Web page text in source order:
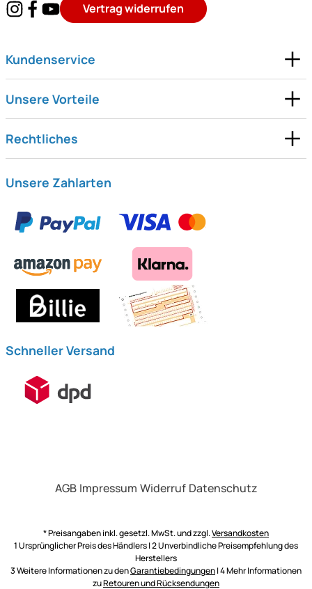
Vertrag widerrufen
Kundenservice
Unsere Vorteile
Rechtliches
Unsere Zahlarten
Schneller Versand
AGB Impressum Widerruf Datenschutz
* Preisangaben inkl. gesetzl. MwSt. und zzgl.Versandkosten
1 Ursprünglicher Preis des Händlers | 2 Unverbindliche Preisempfehlung des
Herstellers
3 Weitere Informationen zu denGarantiebedingungen| 4 Mehr Informationen
zuRetouren und Rücksendungen